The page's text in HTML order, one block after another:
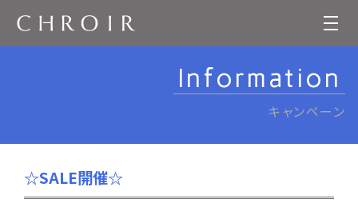
Information
キャンペーン
☆SALE開催☆